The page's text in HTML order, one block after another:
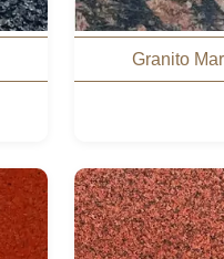
Granito